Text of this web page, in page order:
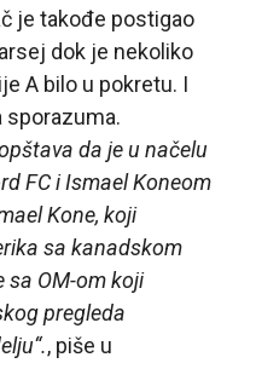
je takođe postigao
dok je nekoliko
A bilo u pokretu. I
sporazuma.
da je u načelu
FC i Ismael Koneom
Kone, koji
sa kanadskom
sa OM-om koji
pregleda
, piše u